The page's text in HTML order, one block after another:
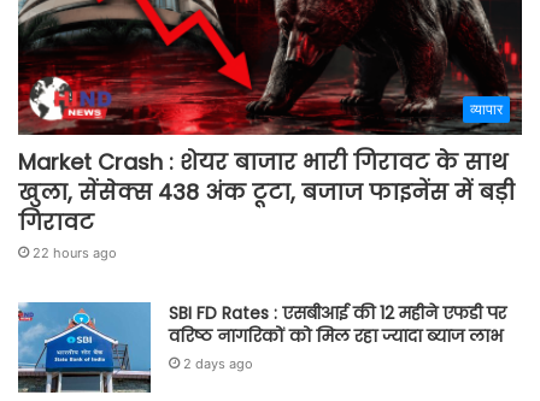
व्यापार
Market Crash : शेयर बाजार भारी गिरावट के साथ
खुला, सेंसेक्स 438 अंक टूटा, बजाज फाइनेंस में बड़ी
गिरावट
22 hours ago
SBI FD Rates : एसबीआई की 12 महीने एफडी पर
वरिष्ठ नागरिकों को मिल रहा ज्यादा ब्याज लाभ
2 days ago